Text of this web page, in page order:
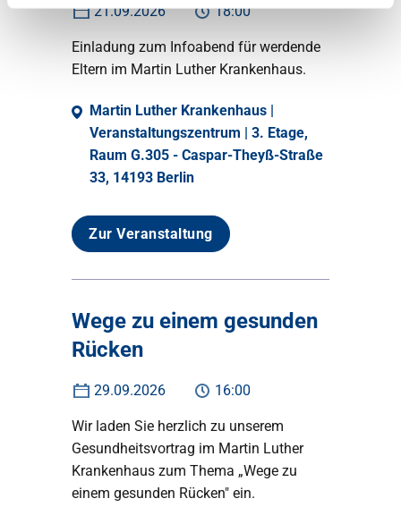
21.09.2026 18:00
Einladung zum Infoabend für werdende
Eltern im Martin Luther Krankenhaus.
Martin Luther Krankenhaus |
Veranstaltungszentrum | 3. Etage,
Raum G.305 - Caspar-Theyß-Straße
33, 14193 Berlin
Zur Veranstaltung
Wege zu einem gesunden
Rücken
29.09.2026 16:00
Wir laden Sie herzlich zu unserem
Gesundheitsvortrag im Martin Luther
Krankenhaus zum Thema „Wege zu
einem gesunden Rücken" ein.